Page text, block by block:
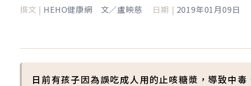
撰文 | HEHO健康網 文／盧映慈 日期 | 2019年01月09日
日前有孩子因為誤吃成人用的止咳糖漿，導致中